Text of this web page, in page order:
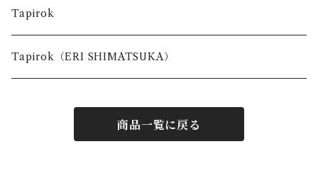
台所で使う道具
お出かけの時に使う道具
Tapirok
Tapirok（ERI SHIMATSUKA）
商品一覧に戻る